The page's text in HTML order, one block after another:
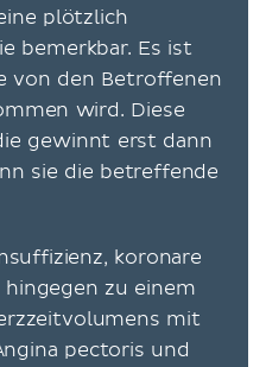
plötzlich
bemerkbar. Es ist
von den Betroffenen
wird. Diese
gewinnt erst dann
sie die betreffende
koronare
hingegen zu einem
mit
pectoris und